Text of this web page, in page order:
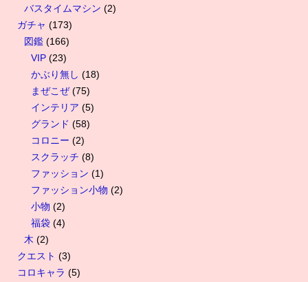
バスタイムマシン (2)
ガチャ (173)
図鑑 (166)
VIP (23)
かぶり無し (18)
まぜこぜ(75)
インテリア (5)
グランド (58)
コロニー (2)
スクラッチ (8)
ファッション (1)
ファッション小物 (2)
小物 (2)
福袋 (4)
木 (2)
クエスト (3)
コロキャラ (5)